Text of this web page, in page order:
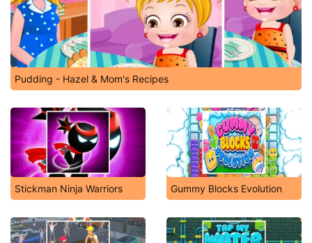
Pudding - Hazel & Mom's Recipes
Stickman Ninja Warriors Gummy Blocks Evolution